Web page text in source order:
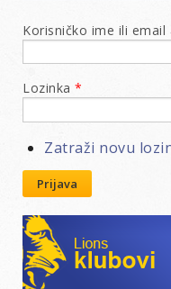
Korisničko ime ili email
Lozinka *
Zatraži novu
Prijava
Lions klubovi